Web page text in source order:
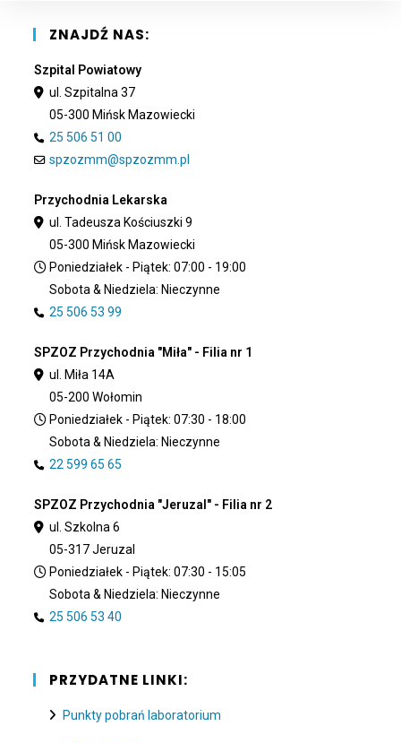
ZNAJDŹ NAS:
Szpital Powiatowy
ul. Szpitalna 37
05-300 Mińsk Mazowiecki
25 506 51 00
spzozmm@spzozmm.pl
Przychodnia Lekarska
ul. Tadeusza Kościuszki 9
05-300 Mińsk Mazowiecki
Poniedziałek - Piątek: 07:00 - 19:00
Sobota & Niedziela: Nieczynne
25 506 53 99
SPZOZ Przychodnia "Miła" - Filia nr 1
ul. Miła 14A
05-200 Wołomin
Poniedziałek - Piątek: 07:30 - 18:00
Sobota & Niedziela: Nieczynne
22 599 65 65
SPZOZ Przychodnia "Jeruzal" - Filia nr 2
ul. Szkolna 6
05-317 Jeruzal
Poniedziałek - Piątek: 07:30 - 15:05
Sobota & Niedziela: Nieczynne
25 506 53 40
PRZYDATNE LINKI:
Punkty pobrań laboratorium